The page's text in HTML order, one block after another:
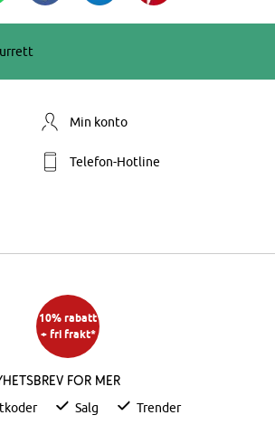
Min konto
Telefon-Hotline
10% rabatt
+ fri frakt*
for mer
Salg Trender